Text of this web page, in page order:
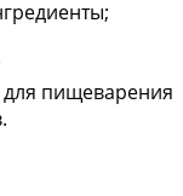
пищеварения